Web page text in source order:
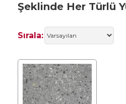
Şeklinde Her Türlü
Sırala: